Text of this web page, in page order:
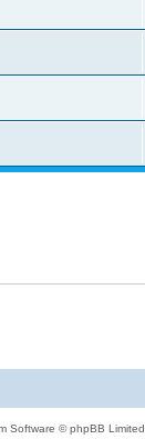
Software © phpBB Limited